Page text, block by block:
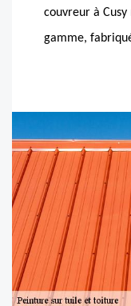
couvreur à
gamme,